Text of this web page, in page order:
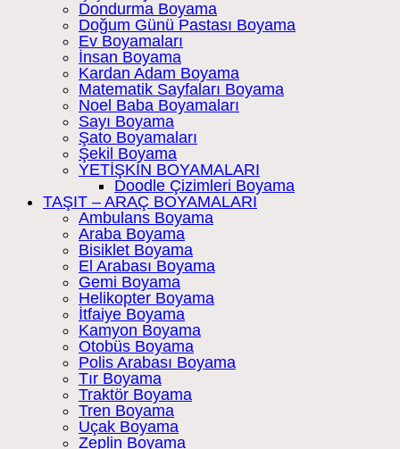
Dondurma Boyama
Doğum Günü Pastası Boyama
Ev Boyamaları
İnsan Boyama
Kardan Adam Boyama
Matematik Sayfaları Boyama
Noel Baba Boyamaları
Sayı Boyama
Şato Boyamaları
Şekil Boyama
YETİŞKİN BOYAMALARI
Doodle Çizimleri Boyama
TAŞIT – ARAÇ BOYAMALARI
Ambulans Boyama
Araba Boyama
Bisiklet Boyama
El Arabası Boyama
Gemi Boyama
Helikopter Boyama
İtfaiye Boyama
Kamyon Boyama
Otobüs Boyama
Polis Arabası Boyama
Tır Boyama
Traktör Boyama
Tren Boyama
Uçak Boyama
Zeplin Boyama